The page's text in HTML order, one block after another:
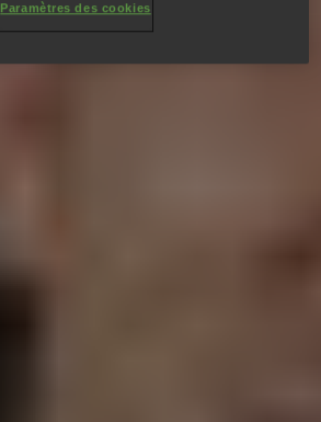
Paramètres des cookies